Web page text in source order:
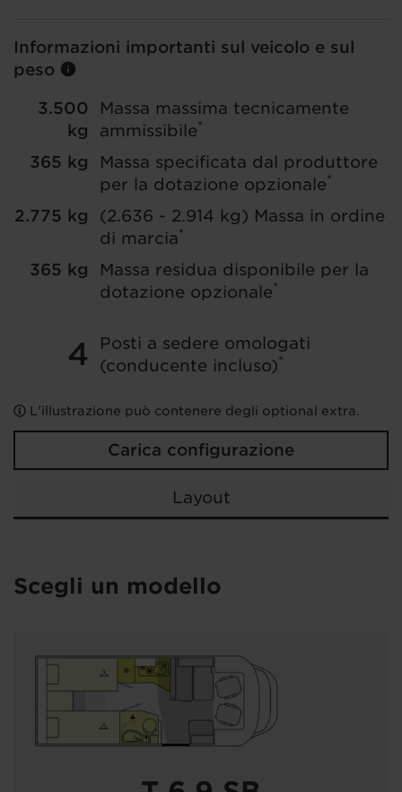
Informazioni importanti sul veicolo e sul
peso
3.500
kg
Massa massima tecnicamente
ammissibile*
365 kg
Massa specificata dal produttore
per la dotazione opzionale*
2.775 kg (2.636 - 2.914 kg) Massa in ordine
di marcia*
365 kg
Massa residua disponibile per la
dotazione opzionale*
4
Posti a sedere omologati
(conducente incluso)*
L'illustrazione può contenere degli optional extra.
Carica configurazione
Layout
Scegli un modello